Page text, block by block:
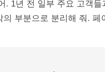
1년 전 일부 주요 고객
부분으로 분리해 줘. 페